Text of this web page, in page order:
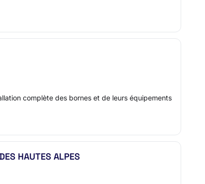
complète des bornes et de leurs équipements
HAUTES ALPES